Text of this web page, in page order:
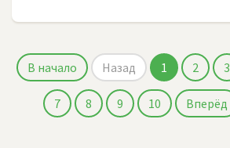
В начало Назад 1 2 3
7 8 9 10 Вперёд